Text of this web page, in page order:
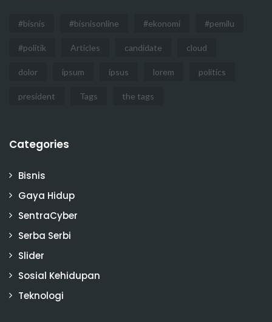
#bisnis #bisnisonline #ekonomi #pemilu
#politik Articles candidate cloud
dolor ipsum ipsus lorem politics
president Tags the tags
Categories
Bisnis
Gaya Hidup
SentraCyber
Serba Serbi
Slider
Sosial Kehidupan
Teknologi